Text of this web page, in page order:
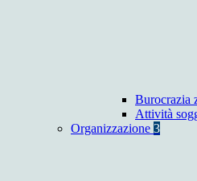
Burocrazia
Attività
Organizzazione 3